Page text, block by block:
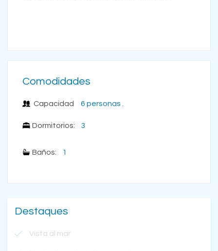
Comodidades
Capacidad
Dormitorios:
6 personas .
3
Baños: 1
Destaques
Vista al mar